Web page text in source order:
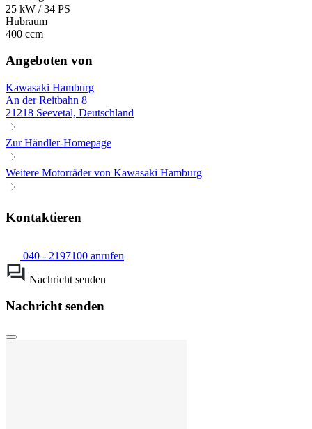
25 kW / 34 PS
Hubraum
400 ccm
Angeboten von
Kawasaki Hamburg
An der Reitbahn 8
21218 Seevetal, Deutschland
Zur Händler-Homepage
Weitere Motorräder von Kawasaki Hamburg
Kontaktieren
040 - 2197100 anrufen
Nachricht senden
Nachricht senden